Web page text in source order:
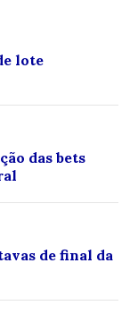
lote
das bets
de final da